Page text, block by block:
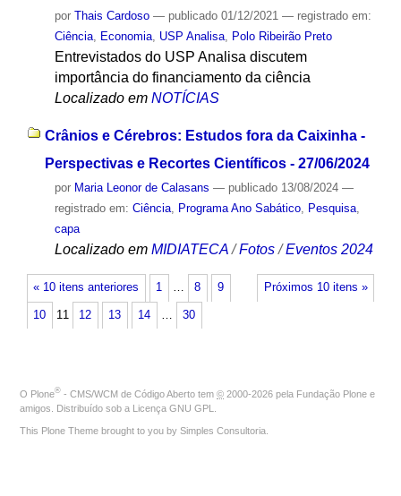
por Thais Cardoso — publicado01/12/2021 — registrado em:
Ciência, Economia, USP Analisa, Polo Ribeirão Preto
Entrevistados do USP Analisa discutem
importância do financiamento da ciência
Localizado em NOTÍCIAS
Crânios e Cérebros: Estudos fora da Caixinha -
Perspectivas e Recortes Científicos - 27/06/2024
por Maria Leonor de Calasans — publicado13/08/2024 —
registrado em: Ciência, Programa Ano Sabático, Pesquisa,
capa
Localizado em MIDIATECA /Fotos /Eventos 2024
« 10 itens anteriores Próximos 10 itens »
1 … 8 9
10 11 12 13 14 … 30
O Plone® - CMS/WCM de Código Aberto tem © 2000-2026 pela Fundação Plone e
amigos. Distribuído sob a Licença GNU GPL
This Plone Theme brought to you by Simples Consultoria